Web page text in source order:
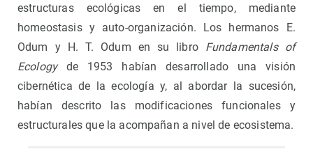
estructuras ecológicas en el tiempo, mediante
homeostasis y auto-organización. Los hermanos E.
Odum y H. T. Odum en su libro Fundamentals of
Ecologyde 1953 habían desarrollado una visión
cibernética de la ecología y, al abordar la sucesión,
habían descrito las modificaciones funcionales y
estructurales que la acompañan a nivel de ecosistema.